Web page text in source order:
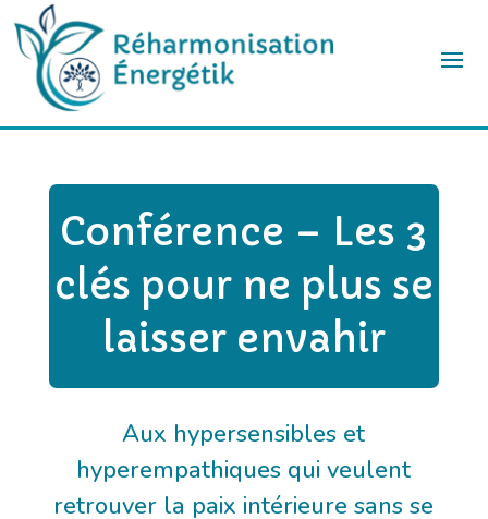
Conférence – Les 3
clés pour ne plus se
laisser envahir
Aux hypersensibles et
hyperempathiques qui veulent
retrouver la paix intérieure sans se